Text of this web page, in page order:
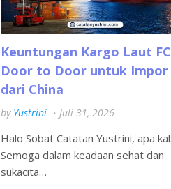
Keuntungan Kargo Laut
Door to Door untuk Impor
dari China
by Yustrini Juli 31, 2026
Halo Sobat Catatan Yustrini, apa
Semoga dalam keadaan sehat dan
sukacita…